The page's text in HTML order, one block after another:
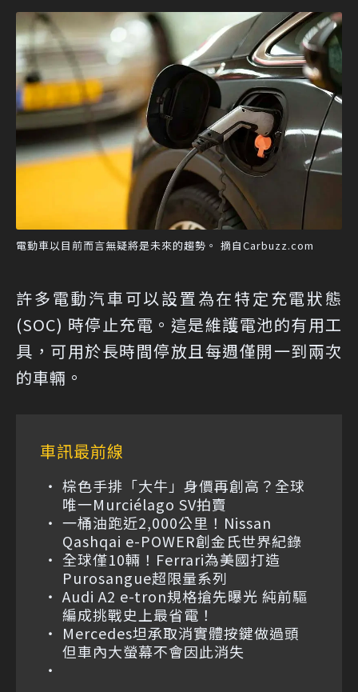
電動車以目前而言無疑將是未來的趨勢。 摘自Carbuzz.com
許多電動汽車可以設置為在特定充電狀態
(SOC) 時停止充電。這是維護電池的有用工
具，可用於長時間停放且每週僅開一到兩次
的車輛。
車訊最前線
棕色手排「大牛」身價再創高？全球
唯一Murciélago SV拍賣
一桶油跑近2,000公里！Nissan
Qashqai e-POWER創金氏世界紀錄
全球僅10輛！Ferrari為美國打造
Purosangue超限量系列
Audi A2 e-tron規格搶先曝光 純前驅
編成挑戰史上最省電！
Mercedes坦承取消實體按鍵做過頭
但車內大螢幕不會因此消失